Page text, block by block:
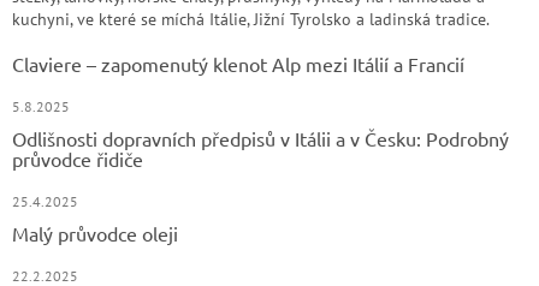
kuchyni, ve které se míchá Itálie, Jižní Tyrolsko a ladinská tradice.
Claviere – zapomenutý klenot Alp mezi Itálií a Francií
5.8.2025
Odlišnosti dopravních předpisů v Itálii a v Česku: Podrobný
průvodce řidiče
25.4.2025
Malý průvodce oleji
22.2.2025